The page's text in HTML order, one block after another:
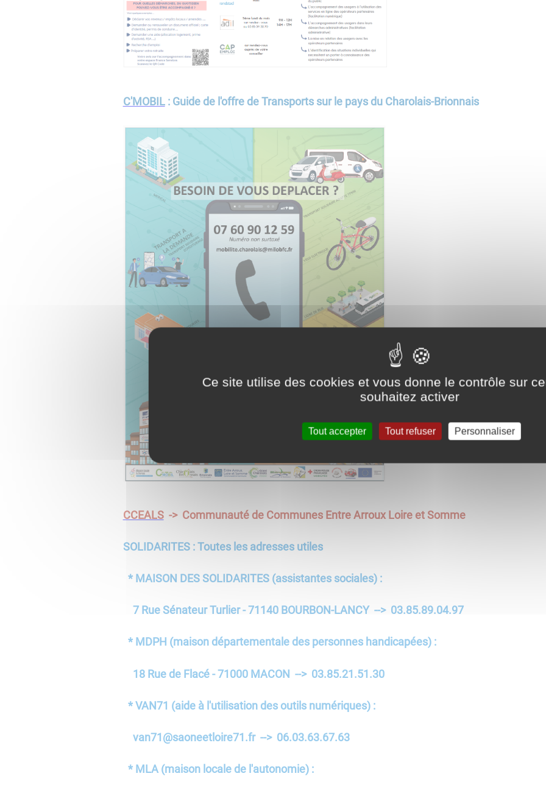
C'MOBIL: Guide de l'offre de Transports sur le pays du Charolais-Brionnais
CCEALS-> Communauté de Communes Entre Arroux Loire et Somme
SOLIDARITES : Toutes les adresses utiles
* MAISON DES SOLIDARITES (assistantes sociales) :
7 Rue Sénateur Turlier - 71140 BOURBON-LANCY --> 03.85.89.04.97
* MDPH (maison départementale des personnes handicapées) :
18 Rue de Flacé - 71000 MACON --> 03.85.21.51.30
* VAN71 (aide à l'utilisation des outils numériques) :
van71@saoneetloire71.fr --> 06.03.63.67.63
* MLA (maison locale de l'autonomie) :
Ce site utilise des cookies et vous donne le contrôle sur
souhaitez activer
Tout accepter Tout refuser Personnaliser